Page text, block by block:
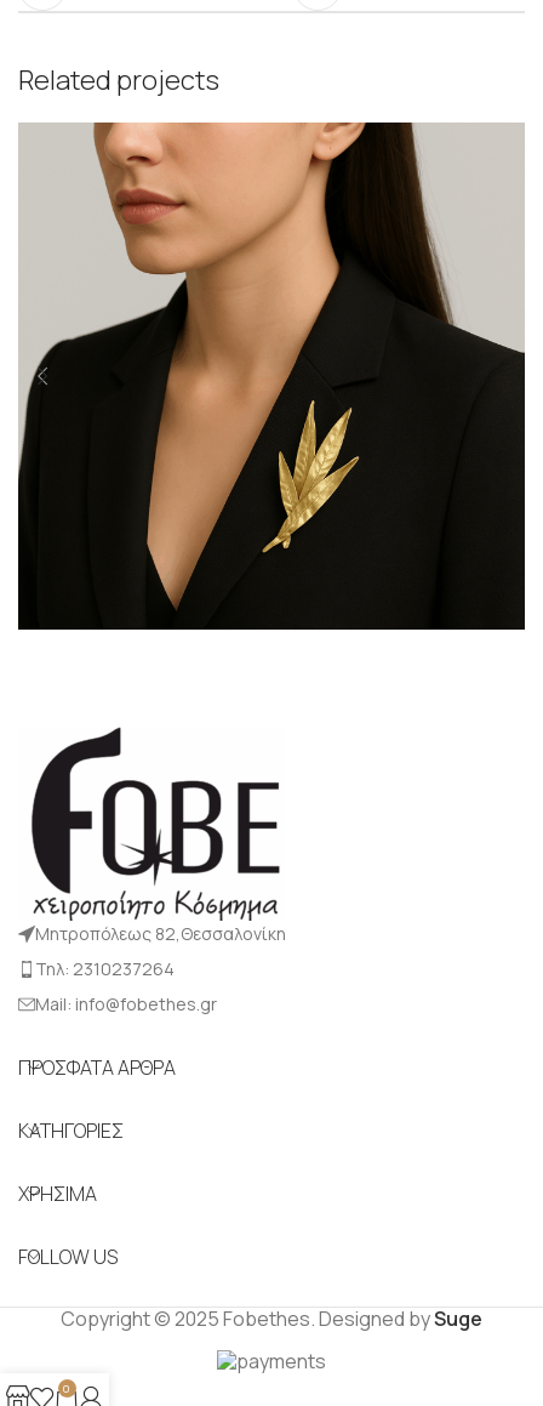
Related projects
Μητροπόλεως 82,Θεσσαλονίκη
Τηλ: 2310237264
Mail: info@fobethes.gr
ΠΡΟΣΦΑΤΑ ΑΡΘΡΑ
ΚΑΤΗΓΟΡΙΕΣ
ΧΡΗΣΙΜΑ
FOLLOW US
Copyright © 2025 Fobethes. Designed bySuge
0